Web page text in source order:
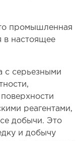
промышленная
в настоящее
с серьезными
реагентами,
добычи. Это
и добычу